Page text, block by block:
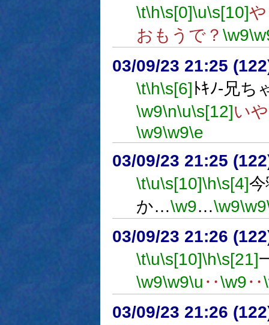
\t\h\s[0]\u\s[10]
おもうで？ \w9
03/09/23 21:25
\t\h\s[6] ﾄｷﾉ-兄
\w9\n\u\s[12]い
\w9\w9\e
03/09/23 21:25
\t\u\s[10]\h\s[4]
か…\w9…\w9\w9
03/09/23 21:26
\t\u\s[10]\h\s[21]
\w9\w9\u ‥\w9‥
03/09/23 21:26